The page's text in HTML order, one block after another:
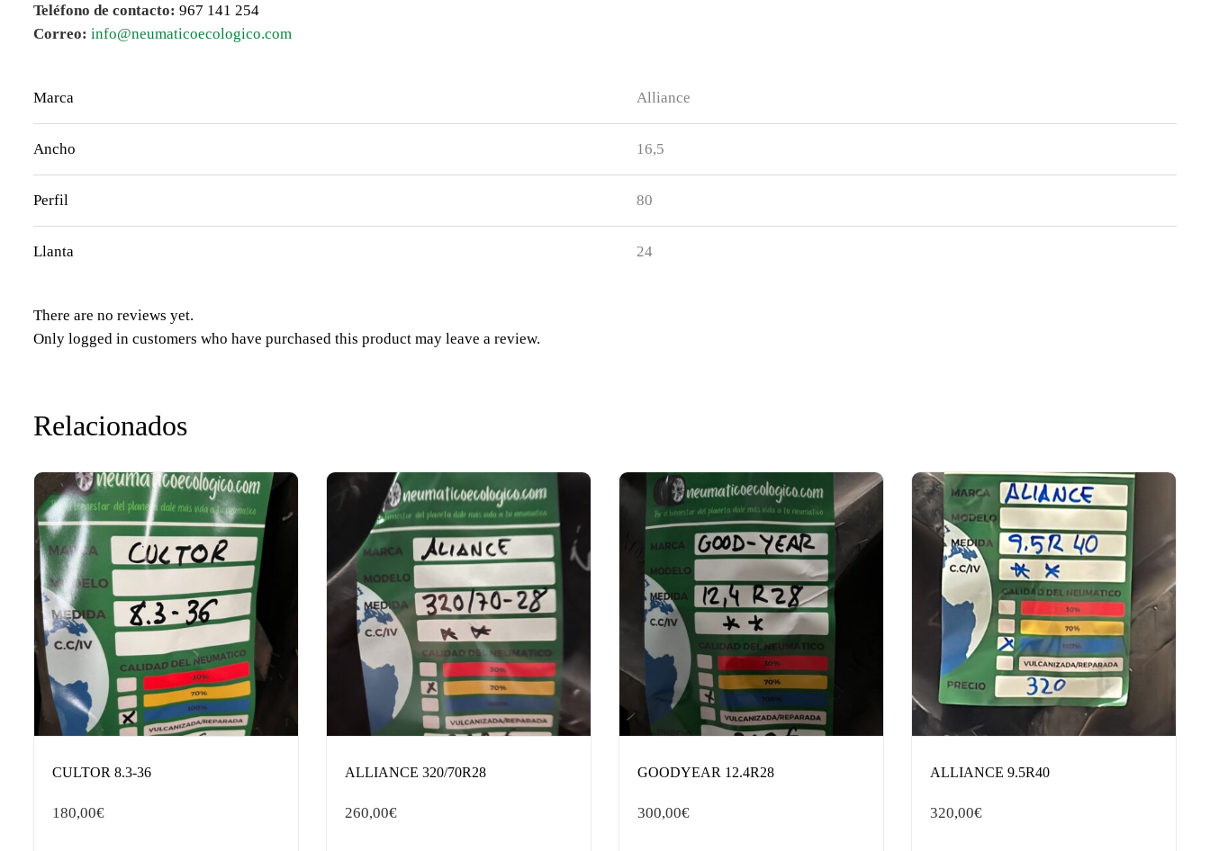
Teléfono de contacto: 967 141 254
Correo: info@neumaticoecologico.com
Marca Alliance
Ancho 16,5
Perfil 80
Llanta 24
There are no reviews yet.
Only logged in customers who have purchased this product may leave a review.
Relacionados
CULTOR 8.3-36
180,00€
ALLIANCE 320/70R28
260,00€
GOODYEAR 12.4R28
300,00€
ALLIANCE 9.5R40
320,00€